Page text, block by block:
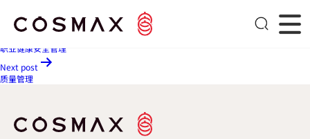
文章导航
职业健康安全管理
Next post
质量管理